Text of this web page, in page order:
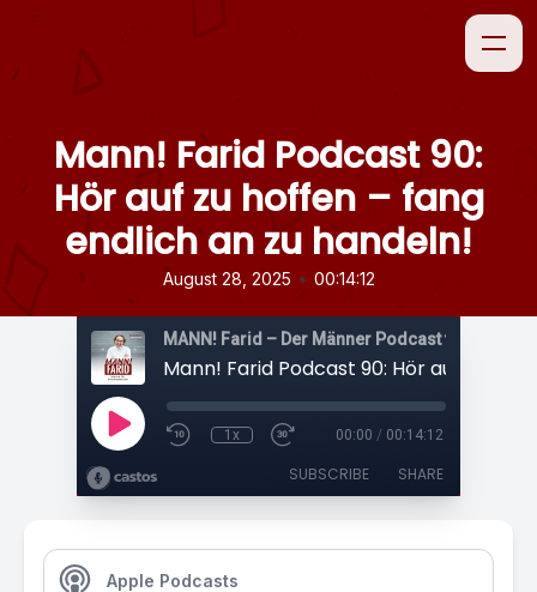
Mann! Farid Podcast 90:
Hör auf zu hoffen – fang
endlich an zu handeln!
August 28, 2025 • 00:14:12
1x 00:00 / 00:14:12
SUBSCRIBE SHARE
Apple Podcasts